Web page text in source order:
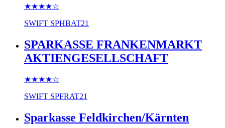
★★★★☆
SWIFT SPHBAT21
SPARKASSE FRANKENMARKT
AKTIENGESELLSCHAFT
★★★★☆
SWIFT SPFRAT21
Sparkasse Feldkirchen/Kärnten